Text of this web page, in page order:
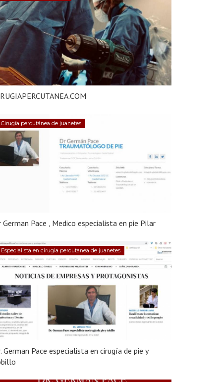
Cirugía percutánea de juanetes
German Pace , Medico especialista en pie Pilar
Especialista en cirugia percutanea de juanetes
German Pace especialista en cirugía de pie y